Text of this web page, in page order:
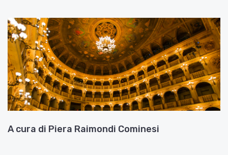
A cura di Piera Raimondi Cominesi